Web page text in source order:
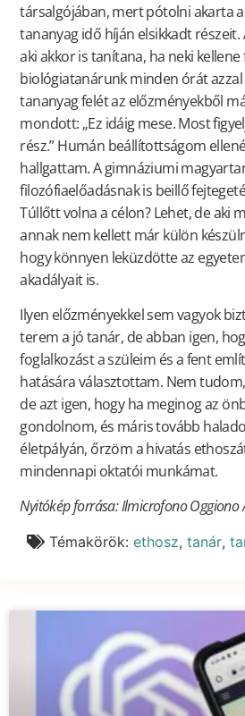
társalgójában, mert pótolni akarta
tananyag idő híján elsikkadt részeit.
aki akkor is tanítana, ha neki
biológiatanárunk minden órát
tananyag felét az előzményekből
mondott: „Ez idáig mese. Most
rész.” Humán beállítottságom
hallgattam. A gimnáziumi
filozófiaelőadásnak is beillő
Túllőtt volna a célon? Lehet, de aki
annak nem kellett már külön
hogy könnyen leküzdötte az
akadályait is.
Ilyen előzményekkel sem vagyok
terem a jó tanár, de abban igen,
foglalkozást a szüleim és a fent
hatására választottam. Nem
de azt igen, hogy ha meginog az
gondolnom, és máris tovább
életpályán, őrzöm a hivatás
mindennapi oktatói munkámat.
Nyitókép forrása: Ilmicrofono
Témakörök: ethosz, tanár,